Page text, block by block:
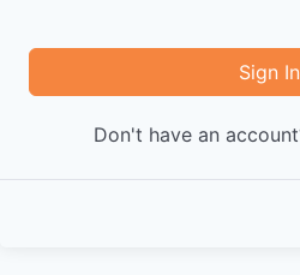
Sign In
Don't have an